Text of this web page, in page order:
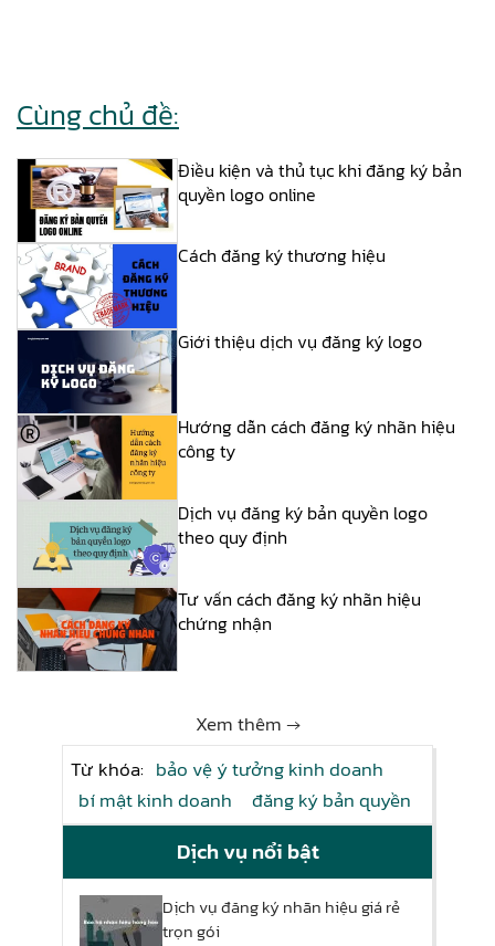
Cùng chủ đề:
Điều kiện và thủ tục khi đăng ký bản
quyền logo online
Cách đăng ký thương hiệu
Giới thiệu dịch vụ đăng ký logo
Hướng dẫn cách đăng ký nhãn hiệu
công ty
Dịch vụ đăng ký bản quyền logo
theo quy định
Tư vấn cách đăng ký nhãn hiệu
chứng nhận
Xem thêm →
Từ khóa: bảo vệ ý tưởng kinh doanh
bí mật kinh doanh
đăng ký bản quyền
Dịch vụ nổi bật
Dịch vụ đăng ký nhãn hiệu giá rẻ
trọn gói